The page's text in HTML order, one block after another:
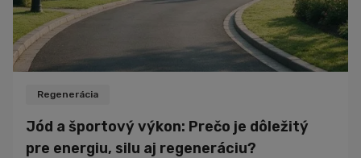
Cviky
Iné
Recepty
Novinky
Regenerácia
Jód a športový výkon: Prečo je dôležitý
pre energiu, silu aj regeneráciu?